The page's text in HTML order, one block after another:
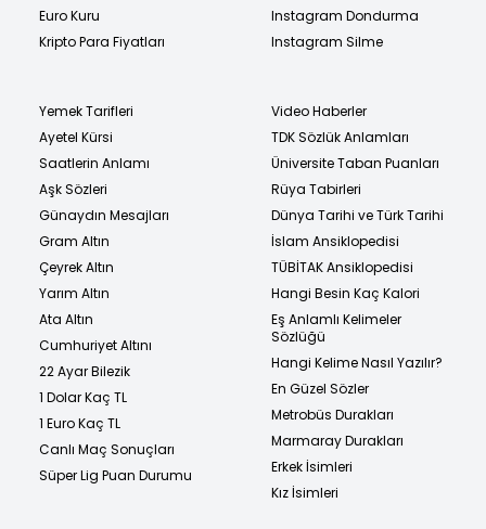
Euro Kuru
Kripto Para Fiyatları
Instagram Dondurma
Instagram Silme
Yemek Tarifleri
Ayetel Kürsi
Saatlerin Anlamı
Aşk Sözleri
Günaydın Mesajları
Gram Altın
Çeyrek Altın
Yarım Altın
Ata Altın
Cumhuriyet Altını
22 Ayar Bilezik
1 Dolar Kaç TL
1 Euro Kaç TL
Canlı Maç Sonuçları
Süper Lig Puan Durumu
Video Haberler
TDK Sözlük Anlamları
Üniversite Taban Puanları
Rüya Tabirleri
Dünya Tarihi ve Türk Tarihi
İslam Ansiklopedisi
TÜBİTAK Ansiklopedisi
Hangi Besin Kaç Kalori
Eş Anlamlı Kelimeler
Sözlüğü
Hangi Kelime Nasıl Yazılır?
En Güzel Sözler
Metrobüs Durakları
Marmaray Durakları
Erkek İsimleri
Kız İsimleri